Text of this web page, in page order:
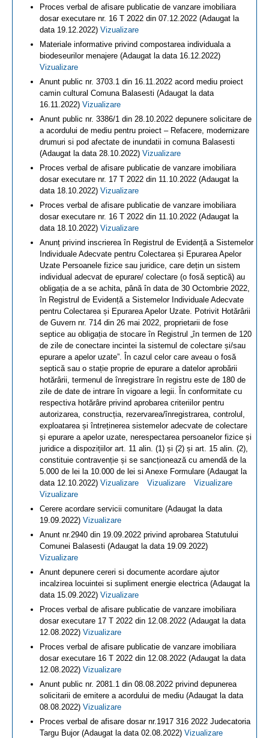
Proces verbal de afisare publicatie de vanzare imobiliara
dosar executare nr. 16 T 2022 din 07.12.2022 (Adaugat la
data 19.12.2022) Vizualizare
Materiale informative privind compostarea individuala a
biodeseurilor menajere (Adaugat la data 16.12.2022)
Vizualizare
Anunt public nr. 3703.1 din 16.11.2022 acord mediu proiect
camin cultural Comuna Balasesti (Adaugat la data
16.11.2022) Vizualizare
Anunt public nr. 3386/1 din 28.10.2022 depunere solicitare de
a acordului de mediu pentru proiect – Refacere, modernizare
drumuri si pod afectate de inundatii in comuna Balasesti
(Adaugat la data 28.10.2022) Vizualizare
Proces verbal de afisare publicatie de vanzare imobiliara
dosar executare nr. 17 T 2022 din 11.10.2022 (Adaugat la
data 18.10.2022) Vizualizare
Proces verbal de afisare publicatie de vanzare imobiliara
dosar executare nr. 16 T 2022 din 11.10.2022 (Adaugat la
data 18.10.2022) Vizualizare
Anunț privind inscrierea în Registrul de Evidență a Sistemelor
Individuale Adecvate pentru Colectarea și Epurarea Apelor
Uzate Persoanele fizice sau juridice, care dețin un sistem
individual adecvat de epurare/ colectare (o fosă septică) au
obligația de a se achita, până în data de 30 Octombrie 2022,
în Registrul de Evidență a Sistemelor Individuale Adecvate
pentru Colectarea și Epurarea Apelor Uzate. Potrivit Hotărârii
de Guvern nr. 714 din 26 mai 2022, proprietarii de fose
septice au obligația de stocare în Registrul „în termen de 120
de zile de conectare incintei la sistemul de colectare și/sau
epurare a apelor uzate”. În cazul celor care aveau o fosă
septică sau o stație proprie de epurare a datelor aprobării
hotărârii, termenul de înregistrare în registru este de 180 de
zile de date de intrare în vigoare a legii. În conformitate cu
respectiva hotărâre privind aprobarea criteriilor pentru
autorizarea, construcția, rezervarea/înregistrarea, controlul,
exploatarea și întreținerea sistemelor adecvate de colectare
și epurare a apelor uzate, nerespectarea persoanelor fizice și
juridice a dispozițiilor art. 11 alin. (1) și (2) și art. 15 alin. (2),
constituie contravenție și se sancționează cu amendă de la
5.000 de lei la 10.000 de lei si Anexe Formulare (Adaugat la
data 12.10.2022) Vizualizare Vizualizare
Vizualizare
Vizualizare
Cerere acordare servicii comunitare (Adaugat la data
19.09.2022) Vizualizare
Anunt nr.2940 din 19.09.2022 privind aprobarea Statutului
Comunei Balasesti (Adaugat la data 19.09.2022)
Vizualizare
Anunt depunere cereri si documente acordare ajutor
incalzirea locuintei si supliment energie electrica (Adaugat la
data 15.09.2022) Vizualizare
Proces verbal de afisare publicatie de vanzare imobiliara
dosar executare 17 T 2022 din 12.08.2022 (Adaugat la data
12.08.2022) Vizualizare
Proces verbal de afisare publicatie de vanzare imobiliara
dosar executare 16 T 2022 din 12.08.2022 (Adaugat la data
12.08.2022) Vizualizare
Anunt public nr. 2081.1 din 08.08.2022 privind depunerea
solicitarii de emitere a acordului de mediu (Adaugat la data
08.08.2022) Vizualizare
Proces verbal de afisare dosar nr.1917 316 2022 Judecatoria
Targu Bujor (Adaugat la data 02.08.2022) Vizualizare